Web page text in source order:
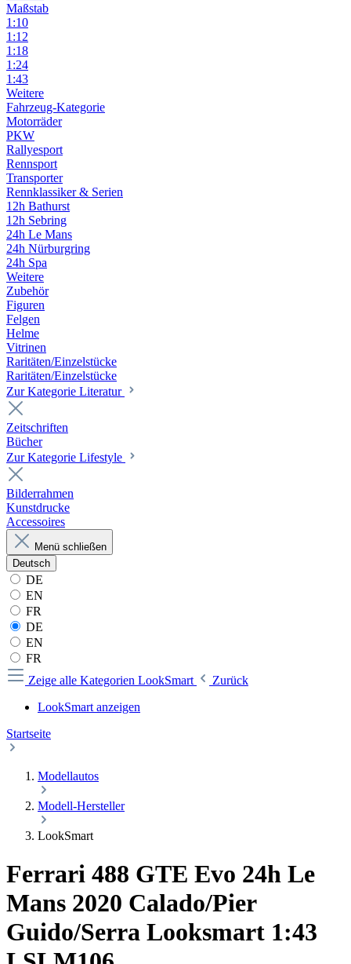
Maßstab
1:10
1:12
1:18
1:24
1:43
Weitere
Fahrzeug-Kategorie
Motorräder
PKW
Rallyesport
Rennsport
Transporter
Rennklassiker & Serien
12h Bathurst
12h Sebring
24h Le Mans
24h Nürburgring
24h Spa
Weitere
Zubehör
Figuren
Felgen
Helme
Vitrinen
Raritäten/Einzelstücke
Raritäten/Einzelstücke
Zur Kategorie Literatur
Zeitschriften
Bücher
Zur Kategorie Lifestyle
Bilderrahmen
Kunstdrucke
Accessoires
Menü schließen
Deutsch
DE
EN
FR
DE
EN
FR
Zeige alle Kategorien LookSmart
Zurück
LookSmart anzeigen
Startseite
Modellautos
Modell-Hersteller
LookSmart
Ferrari 488 GTE Evo 24h Le
Mans 2020 Calado/Pier
Guido/Serra Looksmart 1:43